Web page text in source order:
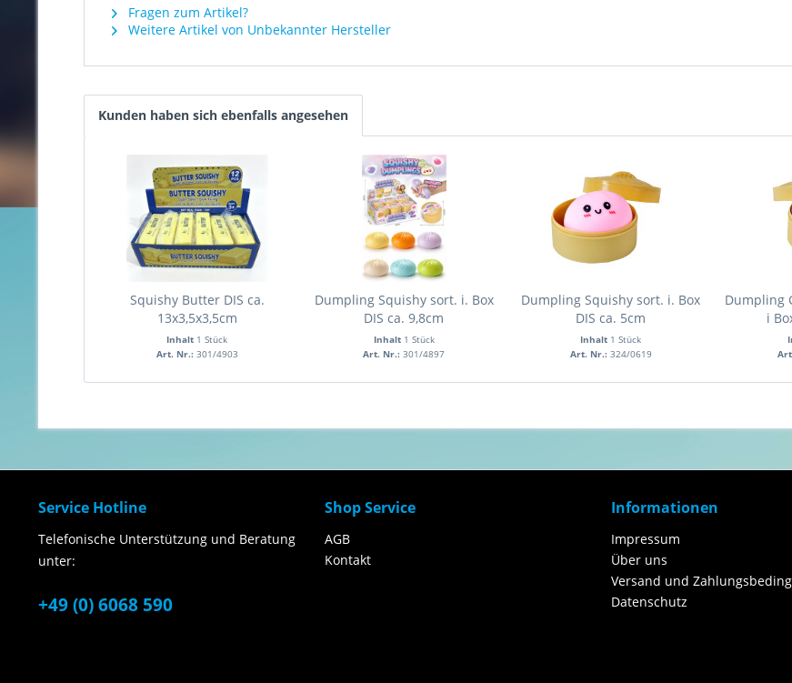
Fragen zum Artikel?
Weitere Artikel von Unbekannter Hersteller
Kunden haben sich ebenfalls angesehen
Squishy Butter DIS ca.
13x3,5x3,5cm
Inhalt 1 Stück
Art. Nr.: 301/4903
Dumpling Squishy sort. i. Box
DIS ca. 9,8cm
Inhalt 1 Stück
Art. Nr.:301/4897
Dumpling Squishy sort. i. Box
DIS ca. 5cm
Inhalt 1 Stück
Art. Nr.: 324/0619
Dumpling
i
Service Hotline
Telefonische Unterstützung und Beratung
unter:
+49 (0) 6068 590
Shop Service
AGB
Kontakt
Informationen
Impressum
Über uns
Versand und
Datenschutz